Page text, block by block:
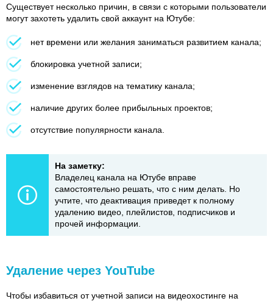
Существует несколько причин, в связи с которыми пользователи
могут захотеть удалить свой аккаунт на Ютубе:
нет времени или желания заниматься развитием канала;
блокировка учетной записи;
изменение взглядов на тематику канала;
наличие других более прибыльных проектов;
отсутствие популярности канала.
На заметку:
Владелец канала на Ютубе вправе
самостоятельно решать, что с ним делать. Но
учтите, что деактивация приведет к полному
удалению видео, плейлистов, подписчиков и
прочей информации.
Удаление через YouTube
Чтобы избавиться от учетной записи на видеохостинге на